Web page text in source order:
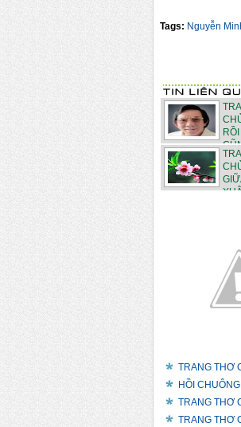
Tags: Nguyễn
TRANG THƠ
HỒI
TRANG THƠ
TRANG THƠ